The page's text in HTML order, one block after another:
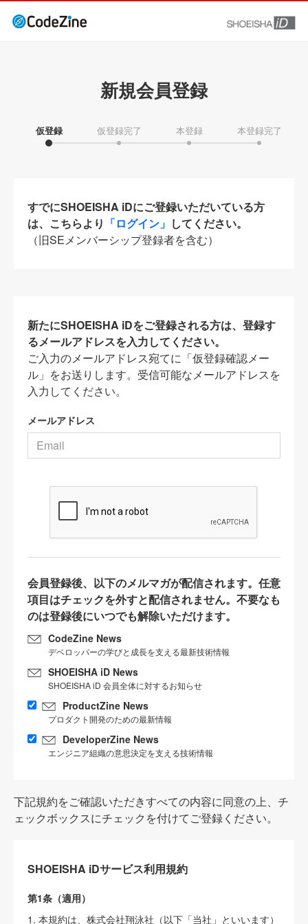
新規会員登録
仮登録 仮登録完了 本登録 本登録完了
すでにSHOEISHA iDにご登録いただいている方
は、こちらより 「ログイン」 してください。
（旧SEメンバーシップ登録者を含む）
新たにSHOEISHA iDをご登録される方は、登録す
るメールアドレスを入力してください。
ご入力のメールアドレス宛てに「仮登録確認メー
ル」をお送りします。受信可能なメールアドレスを
入力してください。
メールアドレス
会員登録後、以下のメルマガが配信されます。任意
項目はチェックを外すと配信されません。不要なも
のは登録後にいつでも解除いただけます。
CodeZine News
デベロッパーの学びと成長を支える最新技術情報
SHOEISHA iD News
SHOEISHA iD 会員全体に対するお知らせ
ProductZine News
プロダクト開発のための最新情報
DeveloperZine News
エンジニア組織の意思決定を支える技術情報
下記規約をご確認いただきすべての内容に同意の上、チ
ェックボックスにチェックを付けてご登録ください。
SHOEISHA iDサービス利用規約
第1条（適用）
1. 本規約は、株式会社翔泳社（以下「当社」といいます）